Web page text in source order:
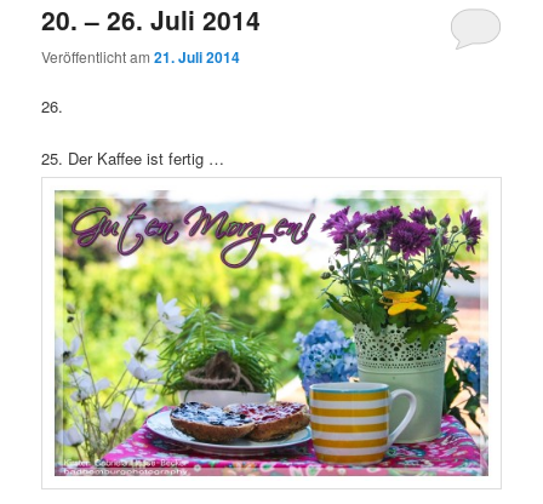
20. – 26. Juli 2014
Veröffentlicht am21. Juli 2014
26.
25. Der Kaffee ist fertig …